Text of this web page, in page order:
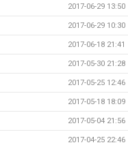
2017-06-29 13:50
2017-06-29 10:30
2017-06-18 21:41
2017-05-30 21:28
2017-05-25 12:46
2017-05-18 18:09
2017-05-04 21:56
2017-04-25 22:46